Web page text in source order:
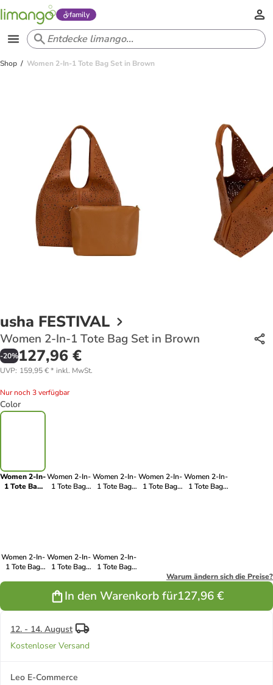
family
Shop Women 2-In-1 Tote Bag Set in Brown
usha FESTIVAL
Women 2-In-1 Tote Bag Set in Brown
-20%127,96 €
UVP: 159,95 €* inkl. MwSt.
Nur noch 3 verfügbar
Color
Women 2-In-
1 Tote Bag
Women 2-In-
1 Tote Bag
Women 2-In-
1 Tote Bag
Women 2-In-
1 Tote Bag
Women 2-In-
1 Tote Bag
Women 2-In-
1 Tote Bag
Women 2-In-
1 Tote Bag
Women 2-In-
1 Tote Bag
Warum ändern sich die Preise?
In den Warenkorb für127,96 €
12. - 14. August
Kostenloser Versand
Leo E-Commerce